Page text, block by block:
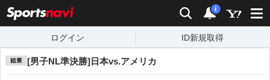
検索
通知数：
i
ログイン ID新規取得
[男子NL準決勝]日本vs.アメリカ